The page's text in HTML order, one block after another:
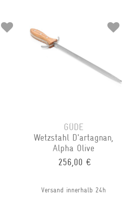
GÜDE
Wetzstahl D'artagnan,
Alpha Olive
256,00 €
Versand innerhalb 24h